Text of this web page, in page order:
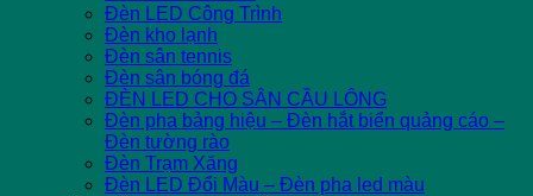
Đèn LED Công Trình
Đèn kho lạnh
Đèn sân tennis
Đèn sân bóng đá
ĐÈN LED CHO SÂN CẦU LÔNG
Đèn pha bảng hiệu – Đèn hắt biển quảng cáo –
Đèn tường rào
Đèn Trạm Xăng
Đèn LED Đổi Màu – Đèn pha led màu